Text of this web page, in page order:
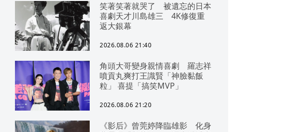
笑著笑著就哭了 被遺忘的日本
喜劇天才川島雄三 4K修復重
返大銀幕
2026.08.06 21:40
角頭大哥變身親情喜劇 羅志祥
噴貢丸爽打王識賢「神臉黏飯
粒」 喜提「搞笑MVP」
2026.08.06 21:20
《影后》曾莞婷降臨雄影 化身